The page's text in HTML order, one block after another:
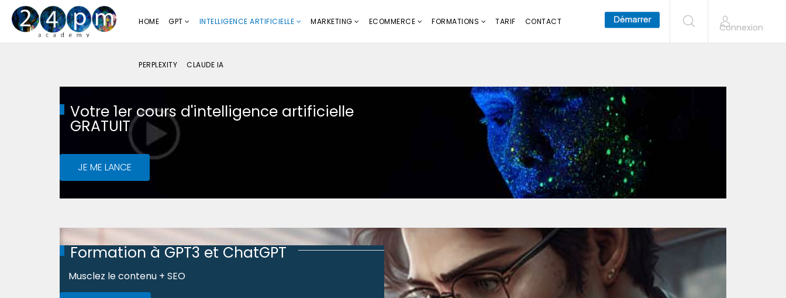
HOME GPT INTELLIGENCE ARTIFICIELLE MARKETING ECOMMERCE FORMATIONS TARIF CONTACT
PERPLEXITY CLAUDE IA
Connexion
Votre 1er cours d'intelligence artificielle
GRATUIT
JE ME LANCE
Formation à GPT3 et ChatGPT
Musclez le contenu + SEO